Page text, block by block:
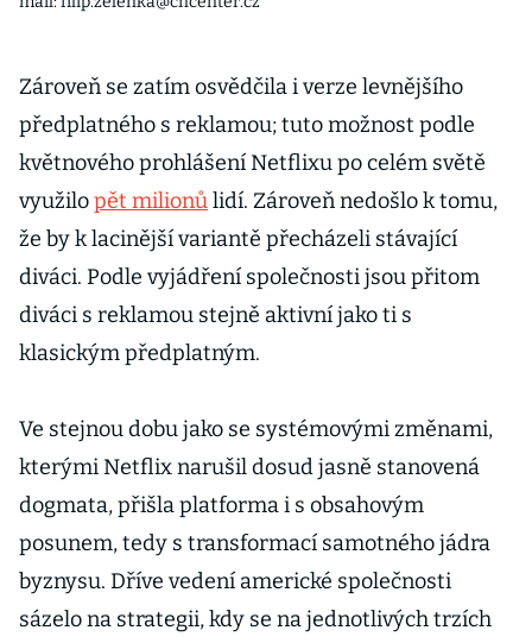
Zároveň se zatím osvědčila i verze levnějšího
předplatného s reklamou; tuto možnost podle
květnového prohlášení Netflixu po celém světě
využilopět milionůlidí. Zároveň nedošlo k tomu,
že by k lacinější variantě přecházeli stávající
diváci. Podle vyjádření společnosti jsou přitom
diváci s reklamou stejně aktivní jako ti s
klasickým předplatným.
Ve stejnou dobu jako se systémovými změnami,
kterými Netflix narušil dosud jasně stanovená
dogmata, přišla platforma i s obsahovým
posunem, tedy s transformací samotného jádra
byznysu. Dříve vedení americké společnosti
sázelo na strategii, kdy se na jednotlivých trzích